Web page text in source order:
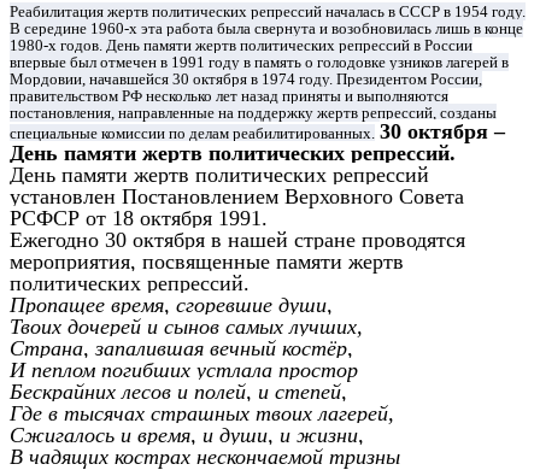
Реабилитация жертв политических репрессий началась в СССР в 1954 году.
В середине 1960-х эта работа была свернута и возобновилась лишь в конце
1980-х годов. День памяти жертв политических репрессий в России
впервые был отмечен в 1991 году в память о голодовке узников лагерей в
Мордовии, начавшейся 30 октября в 1974 году. Президентом России,
правительством РФ несколько лет назад приняты и выполняются
постановления, направленные на поддержку жертв репрессий, созданы
специальные комиссии по делам реабилитированных. 30 октября –
День памяти жертв политических репрессий.
День памяти жертв политических репрессий
установлен Постановлением Верховного Совета
РСФСР от 18 октября 1991.
Ежегодно 30 октября в нашей стране проводятся
мероприятия, посвященные памяти жертв
политических репрессий.
Пропащее время, сгоревшие души,
Твоих дочерей и сынов самых лучших,
Страна, запалившая вечный костёр,
И пеплом погибших устлала простор
Бескрайних лесов и полей, и степей,
Где в тысячах страшных твоих лагерей,
Сжигалось и время, и души, и жизни,
В чадящих кострах нескончаемой тризны